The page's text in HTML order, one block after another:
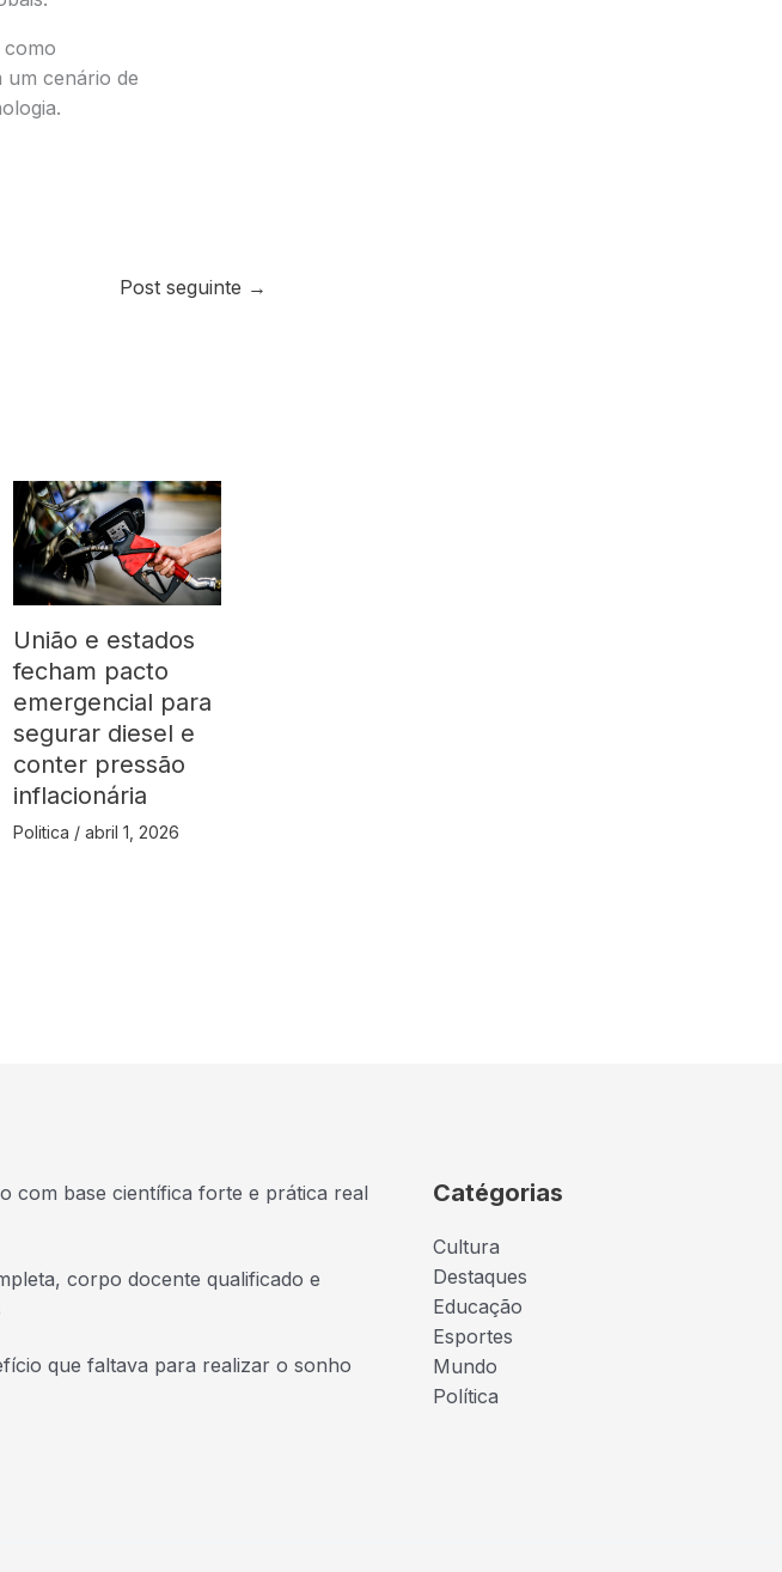
um cenário de
Post seguinte →
União e estados
fecham pacto
emergencial para
segurar diesel e
conter pressão
inflacionária
Politica /abril 1, 2026
com base científica forte e prática real
corpo docente qualificado e
que faltava para realizar o sonho
Catégorias
Cultura
Destaques
Educação
Esportes
Mundo
Política